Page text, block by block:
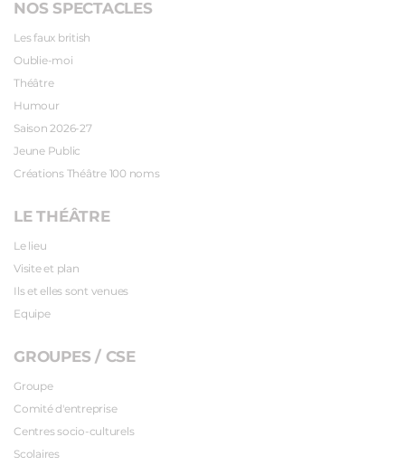
NOS SPECTACLES
Les faux british
Oublie-moi
Théâtre
Humour
Saison 2026-27
Jeune Public
Créations Théâtre 100 noms
LE THÉÂTRE
Le lieu
Visite et plan
Ils et elles sont venues
Equipe
GROUPES / CSE
Groupe
Comité d'entreprise
Centres socio-culturels
Scolaires